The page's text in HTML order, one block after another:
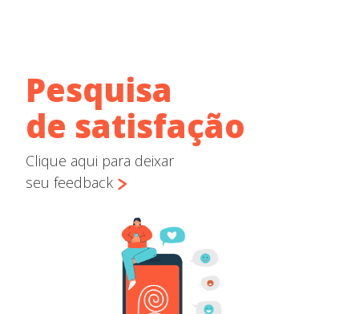
Pesquisa
de satisfação
Clique aqui para deixar
seu feedback